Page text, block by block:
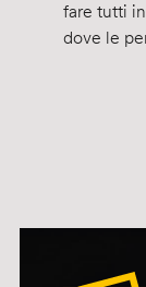
fare tutti
dove le